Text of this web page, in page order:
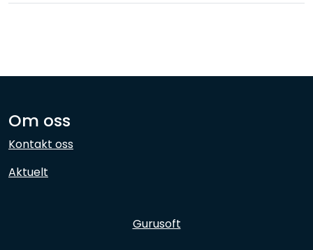
Om oss
Kontakt oss
Aktuelt
Gurusoft